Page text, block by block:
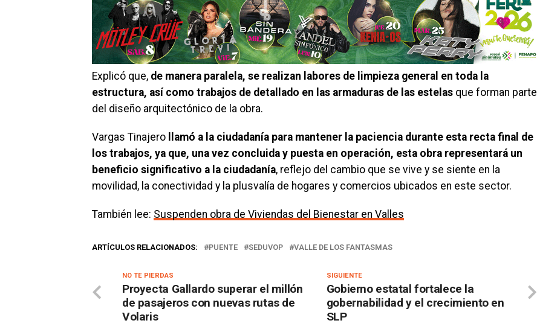
Explicó que, de manera paralela, se realizan labores de limpieza general en toda la
estructura, así como trabajos de detallado en las armaduras de las estelas que forman parte
del diseño arquitectónico de la obra.
Vargas Tinajero
llamó a la ciudadanía para mantener la paciencia durante esta recta final de
los trabajos, ya que, una vez concluida y puesta en operación, esta obra representará un
beneficio significativo a la ciudadanía, reflejo del cambio que se vive y se siente en la
movilidad, la conectividad y la plusvalía de hogares y comercios ubicados en este sector.
También lee: Suspenden obra de Viviendas del Bienestar en Valles
ARTÍCULOS RELACIONADOS: PUENTE SEDUVOP VALLE DE LOS FANTASMAS
SIGUIENTE
Gobierno estatal fortalece la
gobernabilidad y el crecimiento en
SLP
NO TE PIERDAS
Proyecta Gallardo superar el millón
de pasajeros con nuevas rutas de
Volaris